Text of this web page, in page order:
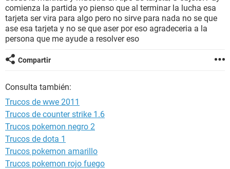
comienza la partida yo pienso que al terminar la lucha esa
tarjeta ser vira para algo pero no sirve para nada no se que
ase esa tarjeta y no se que aser por eso agradeceria a la
persona que me ayude a resolver eso
Compartir
Consulta también:
Trucos de wwe 2011
Trucos de counter strike 1.6
Trucos pokemon negro 2
Trucos de dota 1
Trucos pokemon amarillo
Trucos pokemon rojo fuego